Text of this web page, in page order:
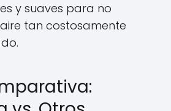
y suaves para no
tan costosamente